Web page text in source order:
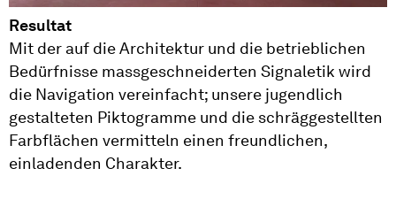
Resultat
Mit der auf die Architektur und die betrieblichen
Bedürfnisse massgeschneiderten Signaletik wird
die Navigation vereinfacht; unsere jugendlich
gestalteten Piktogramme und die schräggestellten
Farbflächen vermitteln einen freundlichen,
einladenden Charakter.